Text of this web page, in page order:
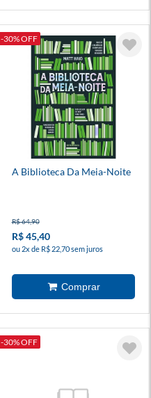
-30% OFF
A Biblioteca Da Meia-Noite
R$ 64,90
R$ 45,40
ou 2x de R$ 22,70 sem juros
-30% OFF